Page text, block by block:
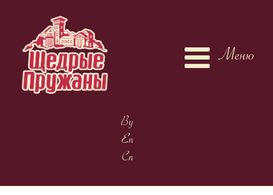
Меню
By
En
Cn